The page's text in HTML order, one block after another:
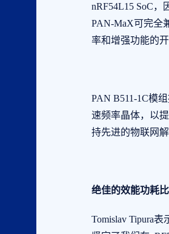
nRF54L15 SoC
PAN-MaX可完全
率和增强功能的
PAN B511-1C模
速频率晶体，以
持先进的物联网
绝佳的效能功耗比
Tomislav Tipura